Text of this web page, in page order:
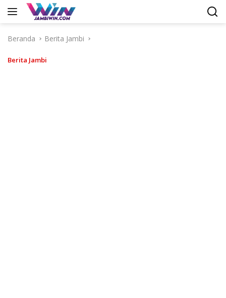
Langsung
Beranda
Berita Jambi
Berita Jambi